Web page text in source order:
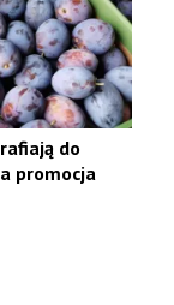
do
promocja